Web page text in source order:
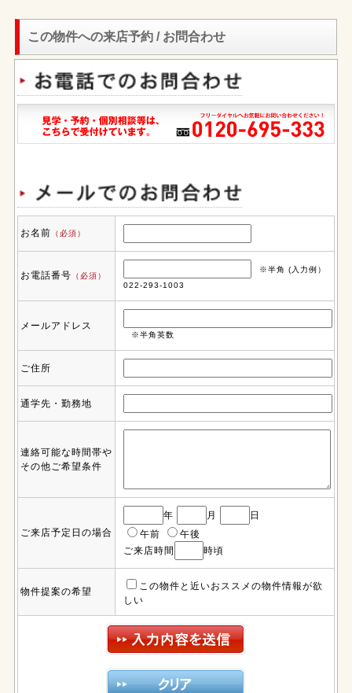
この物件への来店予約 / お問合わせ
お名前 （必須）
お電話番号 （必須）
※半角 (入力例）
022-293-1003
メールアドレス
※半角英数
ご住所
通学先・勤務地
連絡可能な時間帯や
その他ご希望条件
ご来店予定日の場合
年 月
日
午前
午後
ご来店時間
時頃
物件提案の希望
この物件と近いおススメの物件情報が欲
しい